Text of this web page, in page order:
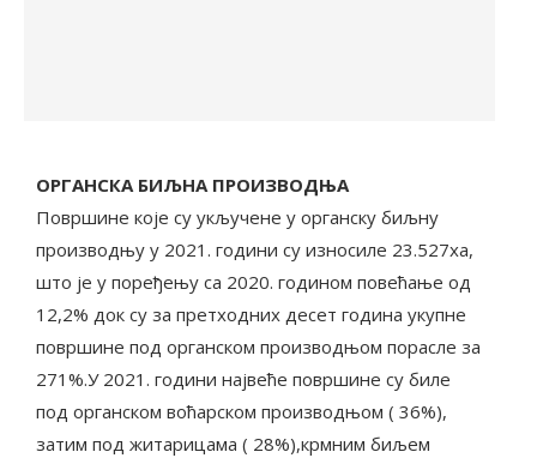
ОРГАНСКА БИЉНА ПРОИЗВОДЊА
Површине које су укључене у органску биљну
производњу у 2021. години су износиле 23.527ха,
што је у поређењу са 2020. годином повећање од
12,2% док су за претходних десет година укупне
површине под органском производњом порасле за
271%.У 2021. години највеће површине су биле
под органском воћарском производњом ( 36%),
затим под житарицама ( 28%),крмним биљем